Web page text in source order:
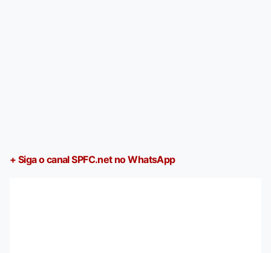
+ Siga o canal SPFC.net no WhatsApp